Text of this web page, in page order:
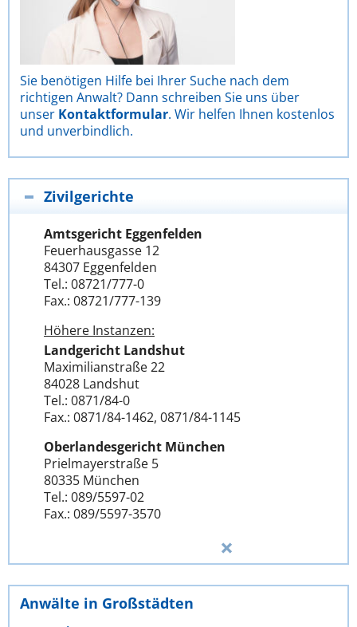
Sie benötigen Hilfe bei Ihrer Suche nach dem
richtigen Anwalt? Dann schreiben Sie uns über
unser Kontaktformular. Wir helfen Ihnen kostenlos
und unverbindlich.
Zivilgerichte
Amtsgericht Eggenfelden
Feuerhausgasse 12
84307 Eggenfelden
Tel.: 08721/777-0
Fax.: 08721/777-139
Höhere Instanzen:
Landgericht Landshut
Maximilianstraße 22
84028 Landshut
Tel.: 0871/84-0
Fax.: 0871/84-1462, 0871/84-1145
Oberlandesgericht München
Prielmayerstraße 5
80335 München
Tel.: 089/5597-02
Fax.: 089/5597-3570
Anwälte in Großstädten